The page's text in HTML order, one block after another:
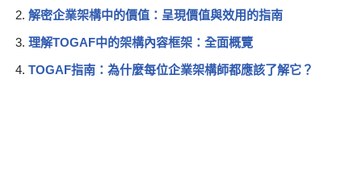
解密企業架構中的價值：呈現價值與效用的指南
理解TOGAF中的架構內容框架：全面概覽
TOGAF指南：為什麼每位企業架構師都應該了解它？